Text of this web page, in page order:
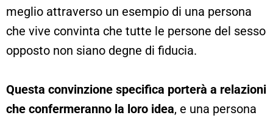
meglio attraverso un esempio di una persona
che vive convinta che tutte le persone del sesso
opposto non siano degne di fiducia.
Questa convinzione specifica porterà a relazioni
che confermeranno la loro idea, e una persona